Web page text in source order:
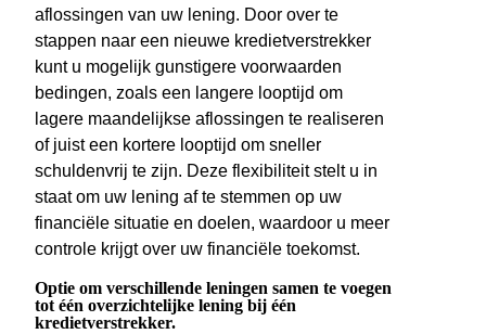
aflossingen van uw lening. Door over te
stappen naar een nieuwe kredietverstrekker
kunt u mogelijk gunstigere voorwaarden
bedingen, zoals een langere looptijd om
lagere maandelijkse aflossingen te realiseren
of juist een kortere looptijd om sneller
schuldenvrij te zijn. Deze flexibiliteit stelt u in
staat om uw lening af te stemmen op uw
financiële situatie en doelen, waardoor u meer
controle krijgt over uw financiële toekomst.
Optie om verschillende leningen samen te voegen
tot één overzichtelijke lening bij één
kredietverstrekker.